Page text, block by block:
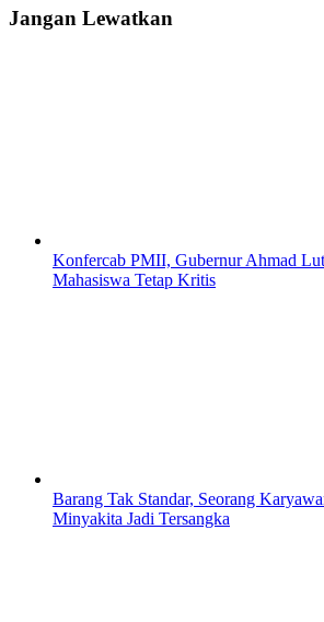
Jangan Lewatkan
Konfercab PMII, Gubernur Ahmad
Mahasiswa Tetap Kritis
Barang Tak Standar, Seorang
Minyakita Jadi Tersangka